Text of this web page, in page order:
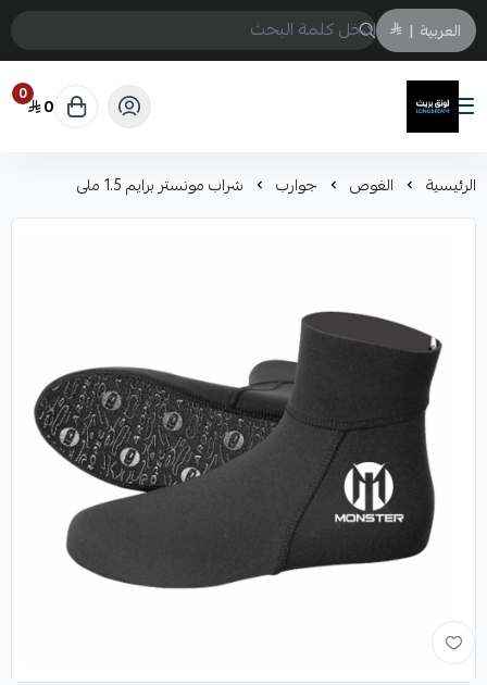
العربية |
لونق بريث
0 0
الرئيسية الغوص جوارب شراب مونستر برايم 1.5 ملى